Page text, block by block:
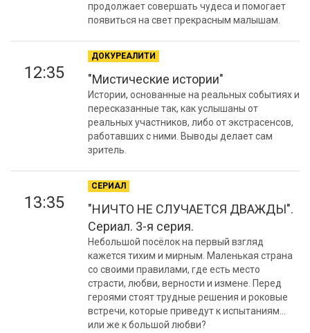
продолжает совершать чудеса и помогает
появиться на свет прекрасным малышам.
12:35
ДОКУРЕАЛИТИ
"Мистические истории"
Истории, основанные на реальных событиях и
пересказанные так, как услышаны от
реальных участников, либо от экстрасенсов,
работавших с ними. Выводы делает сам
зритель.
13:35
СЕРИАЛ
"НИЧТО НЕ СЛУЧАЕТСЯ ДВАЖДЫ".
Сериал. 3-я серия.
Небольшой посёлок на первый взгляд
кажется тихим и мирным. Маленькая страна
со своими правилами, где есть место
страсти, любви, верности и измене. Перед
героями стоят трудные решения и роковые
встречи, которые приведут к испытаниям…
или же к большой любви?